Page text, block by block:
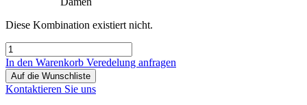
Diese Kombination existiert nicht.
In den Warenkorb Veredelung anfragen
Auf die Wunschliste
Kontaktieren Sie uns